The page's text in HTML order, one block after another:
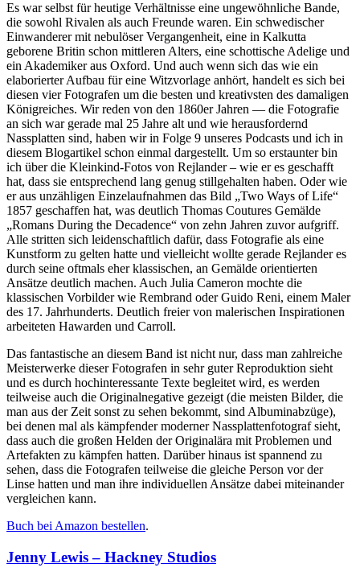
Es war selbst für heutige Verhältnisse eine ungewöhnliche Bande,
die sowohl Rivalen als auch Freunde waren. Ein schwedischer
Einwanderer mit nebulöser Vergangenheit, eine in Kalkutta
geborene Britin schon mittleren Alters, eine schottische Adelige und
ein Akademiker aus Oxford. Und auch wenn sich das wie ein
elaborierter Aufbau für eine Witzvorlage anhört, handelt es sich bei
diesen vier Fotografen um die besten und kreativsten des damaligen
Königreiches. Wir reden von den 1860er Jahren — die Fotografie
an sich war gerade mal 25 Jahre alt und wie herausfordernd
Nassplatten sind, haben wir in Folge 9 unseres Podcasts und ich in
diesem Blogartikel schon einmal dargestellt. Um so erstaunter bin
ich über die Kleinkind-Fotos von Rejlander – wie er es geschafft
hat, dass sie entsprechend lang genug stillgehalten haben. Oder wie
er aus unzähligen Einzelaufnahmen das Bild „Two Ways of Life“
1857 geschaffen hat, was deutlich Thomas Coutures Gemälde
„Romans During the Decadence“ von zehn Jahren zuvor aufgriff.
Alle stritten sich leidenschaftlich dafür, dass Fotografie als eine
Kunstform zu gelten hatte und vielleicht wollte gerade Rejlander es
durch seine oftmals eher klassischen, an Gemälde orientierten
Ansätze deutlich machen. Auch Julia Cameron mochte die
klassischen Vorbilder wie Rembrand oder Guido Reni, einem Maler
des 17. Jahrhunderts. Deutlich freier von malerischen Inspirationen
arbeiteten Hawarden und Carroll.
Das fantastische an diesem Band ist nicht nur, dass man zahlreiche
Meisterwerke dieser Fotografen in sehr guter Reproduktion sieht
und es durch hochinteressante Texte begleitet wird, es werden
teilweise auch die Originalnegative gezeigt (die meisten Bilder, die
man aus der Zeit sonst zu sehen bekommt, sind Albuminabzüge),
bei denen mal als kämpfender moderner Nassplattenfotograf sieht,
dass auch die großen Helden der Originalära mit Problemen und
Artefakten zu kämpfen hatten. Darüber hinaus ist spannend zu
sehen, dass die Fotografen teilweise die gleiche Person vor der
Linse hatten und man ihre individuellen Ansätze dabei miteinander
vergleichen kann.
Buch bei Amazon bestellen.
Jenny Lewis – Hackney Studios